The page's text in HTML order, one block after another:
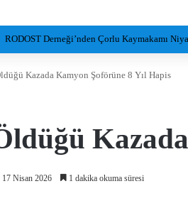
RODOST Derneği’nden Çorlu Kaymakamı
Kazada Kamyon Şoförüne 8 Yıl Hapis
17 Nisan 2026 1 dakika okuma süresi